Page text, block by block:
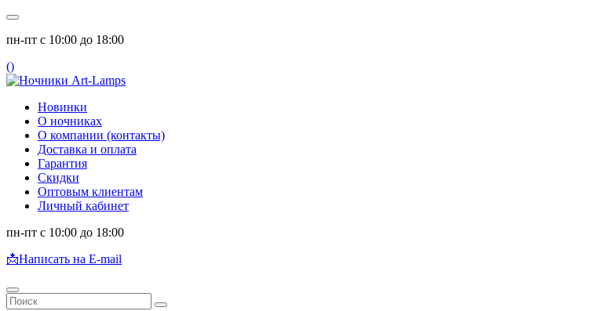
пн-пт с 10:00 до 18:00
()
Новинки
О ночниках
О компании (контакты)
Доставка и оплата
Гарантия
Скидки
Оптовым клиентам
Личный кабинет
пн-пт с 10:00 до 18:00
📩Написать на E-mail